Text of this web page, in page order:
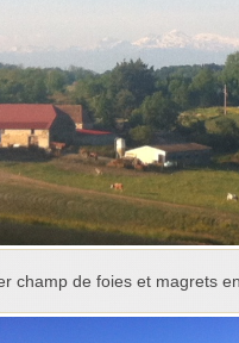
champ de foies et magrets